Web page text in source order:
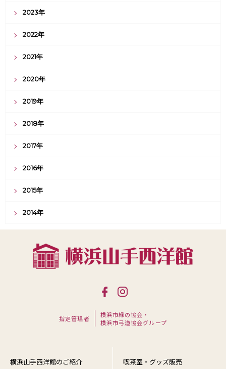
2023年
2022年
2021年
2020年
2019年
2018年
2017年
2016年
2015年
2014年
指定管理者
横浜市緑の協会・
横浜市弓道協会グループ
横浜山手西洋館のご紹介
喫茶室・グッズ販売